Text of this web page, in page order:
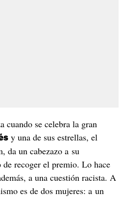
cuando se celebra la gran
y una de sus estrellas, el
da un cabezazo a su
recoger el premio. Lo hace
a una cuestión racista. A
es de dos mujeres: a un